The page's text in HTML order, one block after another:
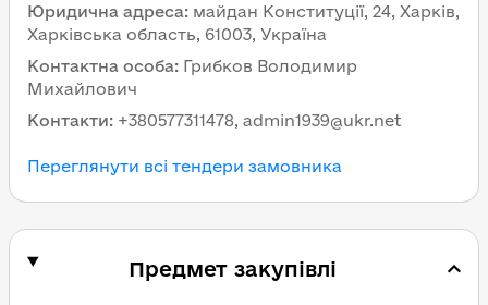
Юридична адреса: майдан Конституції, 24, Харків,
Харківська область, 61003, Україна
Контактна особа: Грибков Володимир
Михайлович
Контакти: +380577311478, admin1939@ukr.net
Переглянути всі тендери замовника
Предмет закупівлі